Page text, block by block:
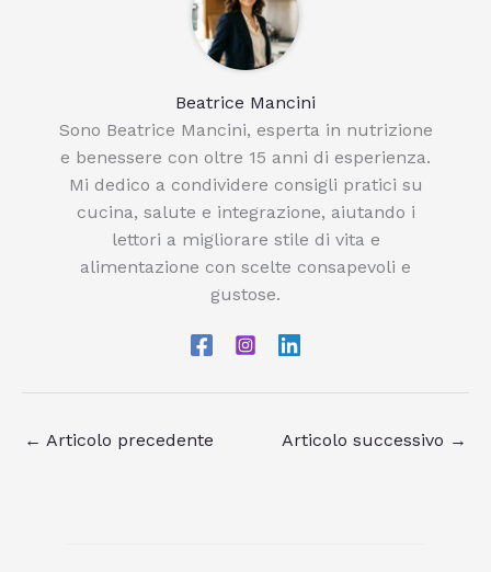
Beatrice Mancini
Sono Beatrice Mancini, esperta in nutrizione
e benessere con oltre 15 anni di esperienza.
Mi dedico a condividere consigli pratici su
cucina, salute e integrazione, aiutando i
lettori a migliorare stile di vita e
alimentazione con scelte consapevoli e
gustose.
← Articolo precedente Articolo successivo →